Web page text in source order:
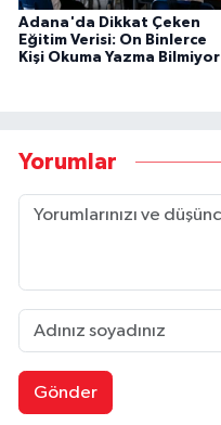
Adana'da Dikkat Çeken
Eğitim Verisi: On Binlerce
Kişi Okuma Yazma Bilmiyor
Yorumlar
Gönder